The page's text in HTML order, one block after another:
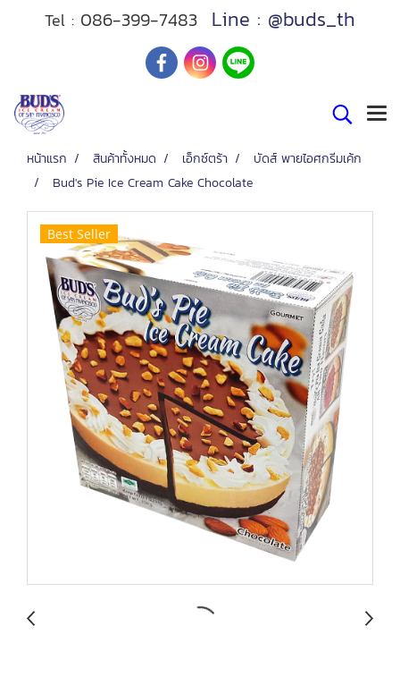
Tel : 086-399-7483 Line : @buds_th
หน้าแรก สินค้าทั้งหมด เอ็กซ์ตร้า
บัดส์ พายไอศกรีมเค้ก
Bud's Pie Ice Cream Cake Chocolate
Best Seller